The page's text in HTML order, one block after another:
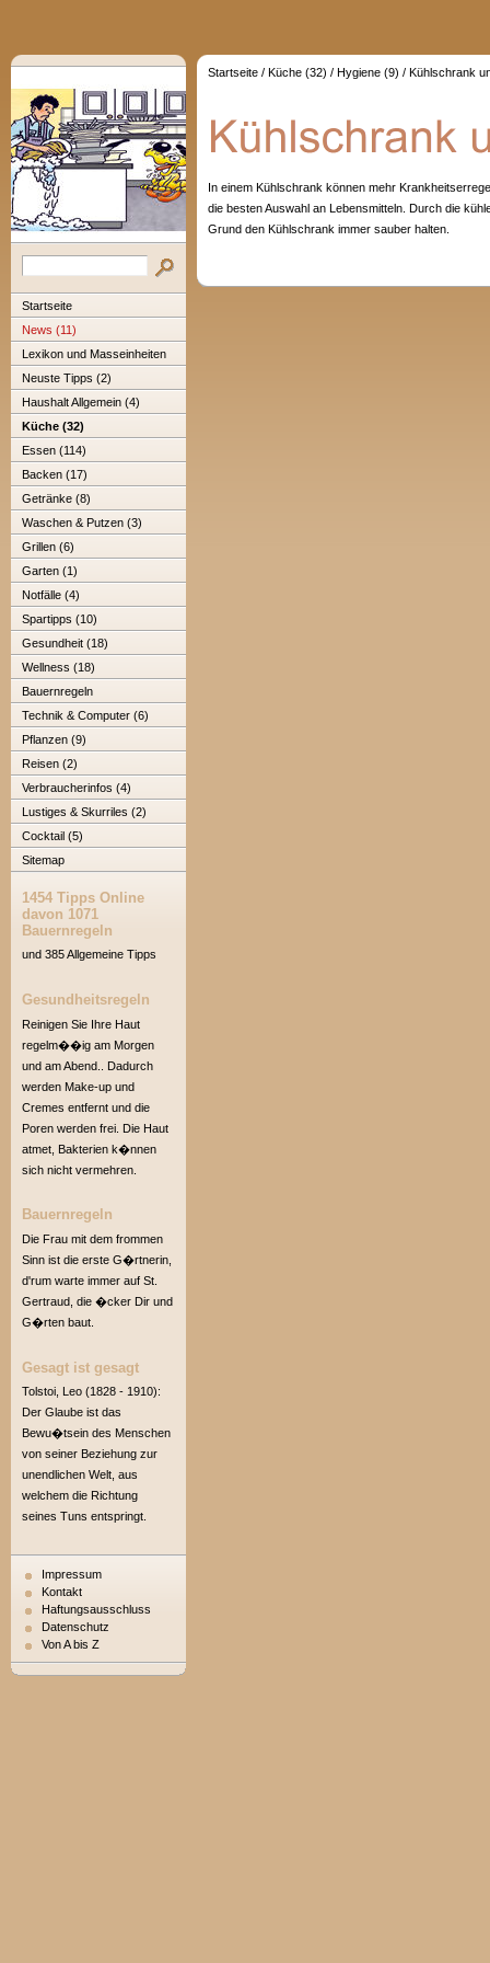
Startseite
News (11)
Lexikon und Masseinheiten
Neuste Tipps (2)
Haushalt Allgemein (4)
Küche (32)
Essen (114)
Backen (17)
Getränke (8)
Waschen & Putzen (3)
Grillen (6)
Garten (1)
Notfälle (4)
Spartipps (10)
Gesundheit (18)
Wellness (18)
Bauernregeln
Technik & Computer (6)
Pflanzen (9)
Reisen (2)
Verbraucherinfos (4)
Lustiges & Skurriles (2)
Cocktail (5)
Sitemap
1454 Tipps Online
davon 1071
Bauernregeln
und 385 Allgemeine Tipps
Gesundheitsregeln
Reinigen Sie Ihre Haut
regelm��ig am Morgen
und am Abend.. Dadurch
werden Make-up und
Cremes entfernt und die
Poren werden frei. Die Haut
atmet, Bakterien k�nnen
sich nicht vermehren.
Bauernregeln
Die Frau mit dem frommen
Sinn ist die erste G�rtnerin,
d'rum warte immer auf St.
Gertraud, die �cker Dir und
G�rten baut.
Gesagt ist gesagt
Tolstoi, Leo (1828 - 1910):
Der Glaube ist das
Bewu�tsein des Menschen
von seiner Beziehung zur
unendlichen Welt, aus
welchem die Richtung
seines Tuns entspringt.
Impressum
Kontakt
Haftungsausschluss
Datenschutz
Von A bis Z
Startseite / Küche (32) / Hygiene (9) / Kühlschrank
In einem Kühlschrank können mehr
die besten Auswahl an Lebensmitteln. Durch die
Grund den Kühlschrank immer sauber halten.